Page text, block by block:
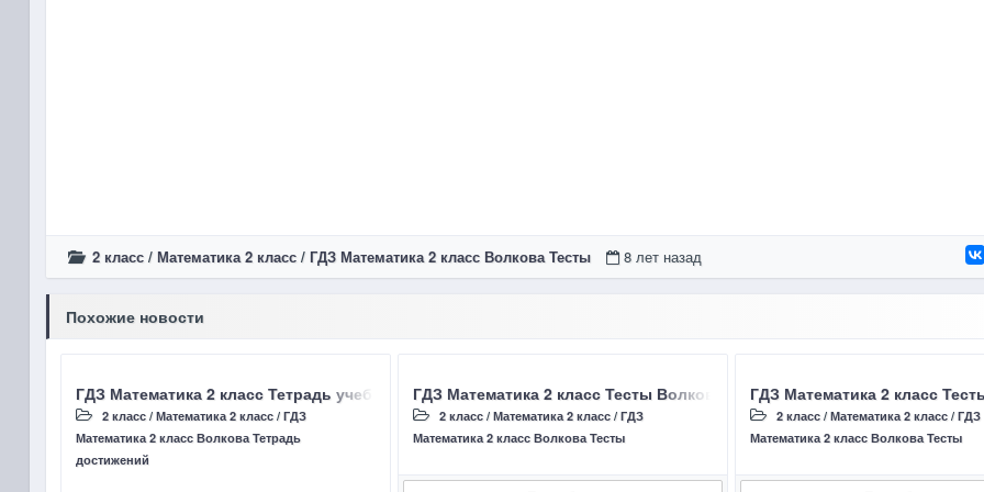
2 класс/ Математика 2 класс/ ГДЗ Математика 2 класс Волкова Тесты 8 лет назад
Похожие новости
ГДЗ Математика 2 класс Тетрадь учебных достижений Волкова С И страница 48 – 51 Работа 1 . Умножение и
2 класс/ Математика 2 класс/ ГДЗ
Математика 2 класс Волкова Тетрадь
достижений
ГДЗ Математика 2 класс Тесты Волкова С И, Тест 4 Табличное
2 класс/ Математика 2 класс/ ГДЗ
Математика 2 класс Волкова Тесты
ГДЗ Математика 2 класс
2 класс/ Математика 2 класс/ ГДЗ
Математика 2 класс Волкова Тесты